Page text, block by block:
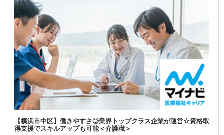
【横浜市中区】働きやすさ◎業界トップクラス企業が運営☆資格取
得支援でスキルアップも可能＜介護職＞